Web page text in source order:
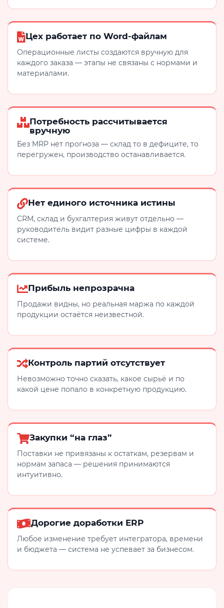
Цех работает по Word-файлам
Операционные листы создаются вручную для
каждого заказа — этапы не связаны с нормами и
материалами.
Потребность рассчитывается
вручную
Без MRP нет прогноза — склад то в дефиците, то
перегружен, производство останавливается.
Нет единого источника истины
CRM, склад и бухгалтерия живут отдельно —
руководитель видит разные цифры в каждой
системе.
Прибыль непрозрачна
Продажи видны, но реальная маржа по каждой
продукции остаётся неизвестной.
Контроль партий отсутствует
Невозможно точно сказать, какое сырьё и по
какой цене попало в конкретную продукцию.
Закупки “на глаз”
Поставки не привязаны к остаткам, резервам и
нормам запаса — решения принимаются
интуитивно.
Дорогие доработки ERP
Любое изменение требует интегратора, времени
и бюджета — система не успевает за бизнесом.